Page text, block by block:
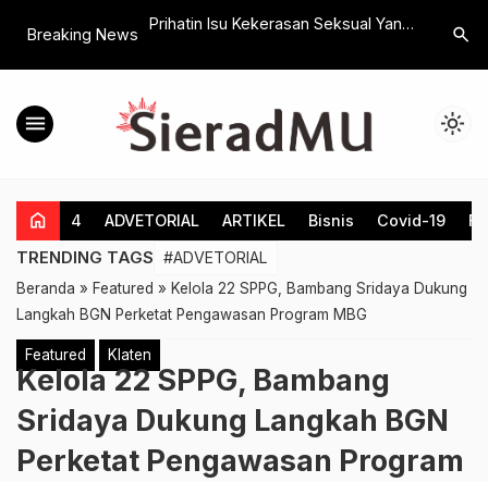
Breaking News
KKN UAD
Prihatin Isu Kekerasan Seksual Yang
Klaten Akan Bentuk Satgas Anti
Bullying dan Kekerasan
Wisuda
Aisyiyah
search
menu light_mode
home 4 ADVETORIAL ARTIKEL Bisnis Covid-19
TRENDING TAGS #ADVETORIAL
Beranda » Featured » Kelola 22 SPPG, Bambang Sridaya Dukung
Langkah BGN Perketat Pengawasan Program MBG
Featured Klaten
Kelola 22 SPPG, Bambang
Sridaya Dukung Langkah BGN
Perketat Pengawasan Program